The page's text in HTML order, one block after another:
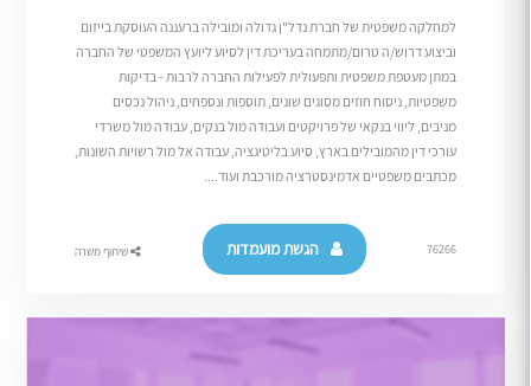
למחלקה משפטית של חברת נדל"ן גדולה ומובילה ברעננה העוסקת בייזום
וביצוע דרוש/ה טרום/מתמחה בעריכת דין לסיוע ליועץ המשפטי של החברה
במתן מעטפת משפטית ותפעולית לפעילות החברה לרבות - בדיקות
משפטיות, ניסוח חוזים מסוגים שונים, תוספות ונספחים, ניהול נכסים
מניבים, ליווי בנקאי של פרויקטים ועבודה מול בנקים, עבודה מול משרדי
עורכי דין מהמובילים בארץ, סיוע בליטיגציה, עבודה אל מול רשויות השונות,
מכתבים משפטיים אדמינסטרציה מורכבת ועוד....
76266 הגשת מועמדות שיתוף משרה